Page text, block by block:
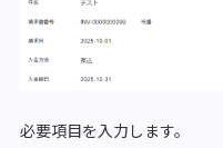
必要項目を入力します。